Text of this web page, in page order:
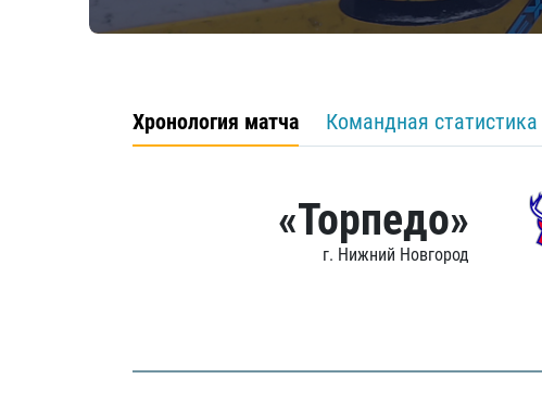
Хронология матча Командная статистика
«Торпедо»
г. Нижний Новгород